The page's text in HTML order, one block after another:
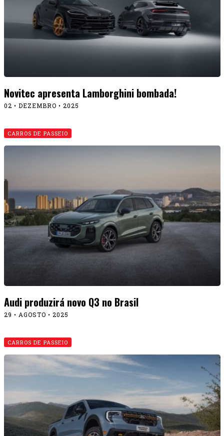
Novitec apresenta Lamborghini bombada!
02 • DEZEMBRO • 2025
CARROS DE PASSEIO
Audi produzirá novo Q3 no Brasil
29 • AGOSTO • 2025
CARROS DE PASSEIO